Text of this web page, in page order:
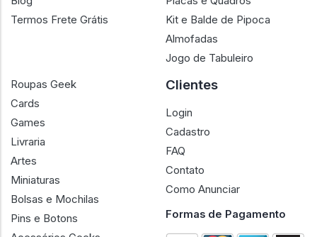
Termos Frete Grátis
Kit e Balde de Pipoca
Almofadas
Jogo de Tabuleiro
Roupas Geek
Cards
Games
Livraria
Artes
Miniaturas
Bolsas e Mochilas
Pins e Botons
Clientes
Login
Cadastro
FAQ
Contato
Como Anunciar
Formas de Pagamento